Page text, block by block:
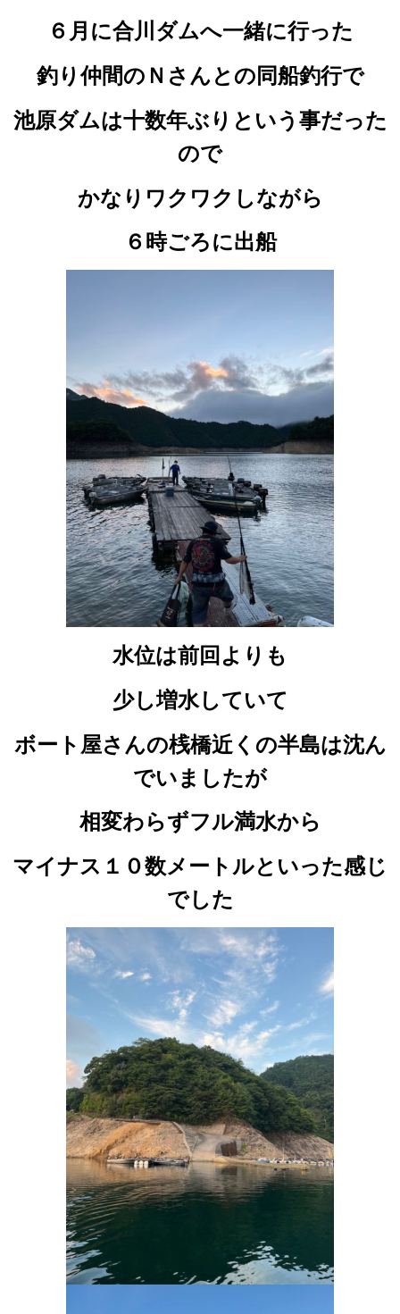
６月に合川ダムへ一緒に行った
釣り仲間のＮさんとの同船釣行で
池原ダムは十数年ぶりという事だった
ので
かなりワクワクしながら
６時ごろに出船
水位は前回よりも
少し増水していて
ボート屋さんの桟橋近くの半島は沈ん
でいましたが
相変わらずフル満水から
マイナス１０数メートルといった感じ
でした